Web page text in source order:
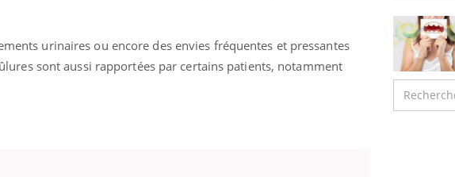
urinaires ou encore des envies fréquentes et pressantes
sont aussi rapportées par certains patients, notamment